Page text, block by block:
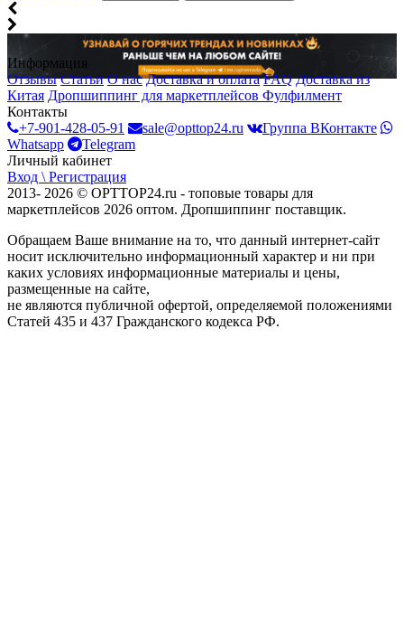
Информация
Отзывы Статьи О нас Доставка и оплата FAQ Доставка из
Китая Дропшиппинг для маркетплейсов Фулфилмент
Контакты
+7-901-428-05-91
sale@opttop24.ru
Группа ВКонтакте
Whatsapp
Telegram
Личный кабинет
Вход \ Регистрация
2013- 2026 © OPTTOP24.ru - топовые товары для
маркетплейсов 2026 оптом. Дропшиппинг поставщик.
Обращаем Ваше внимание на то, что данный интернет-сайт
носит исключительно информационный характер и ни при
каких условиях информационные материалы и цены,
размещенные на сайте,
не являются публичной офертой, определяемой положениями
Статей 435 и 437 Гражданского кодекса РФ.